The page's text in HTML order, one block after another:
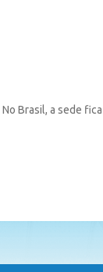
Brasil, a sede